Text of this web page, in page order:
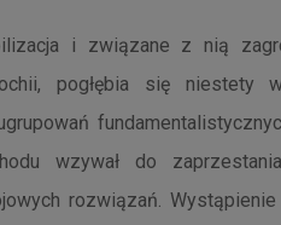
i związane z nią
pogłębia się niestety
wzywał do
rozwiązań.